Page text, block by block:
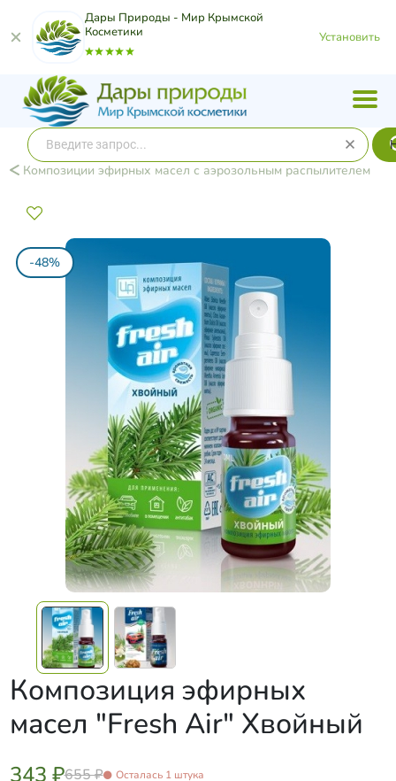
Дары Природы - Мир Крымской
Косметики
Установить
Композиции эфирных масел с аэрозольным распылителем
-48%
Композиция эфирных
масел "Fresh Air" Хвойный
343 ₽655 ₽ Осталась 1 штука